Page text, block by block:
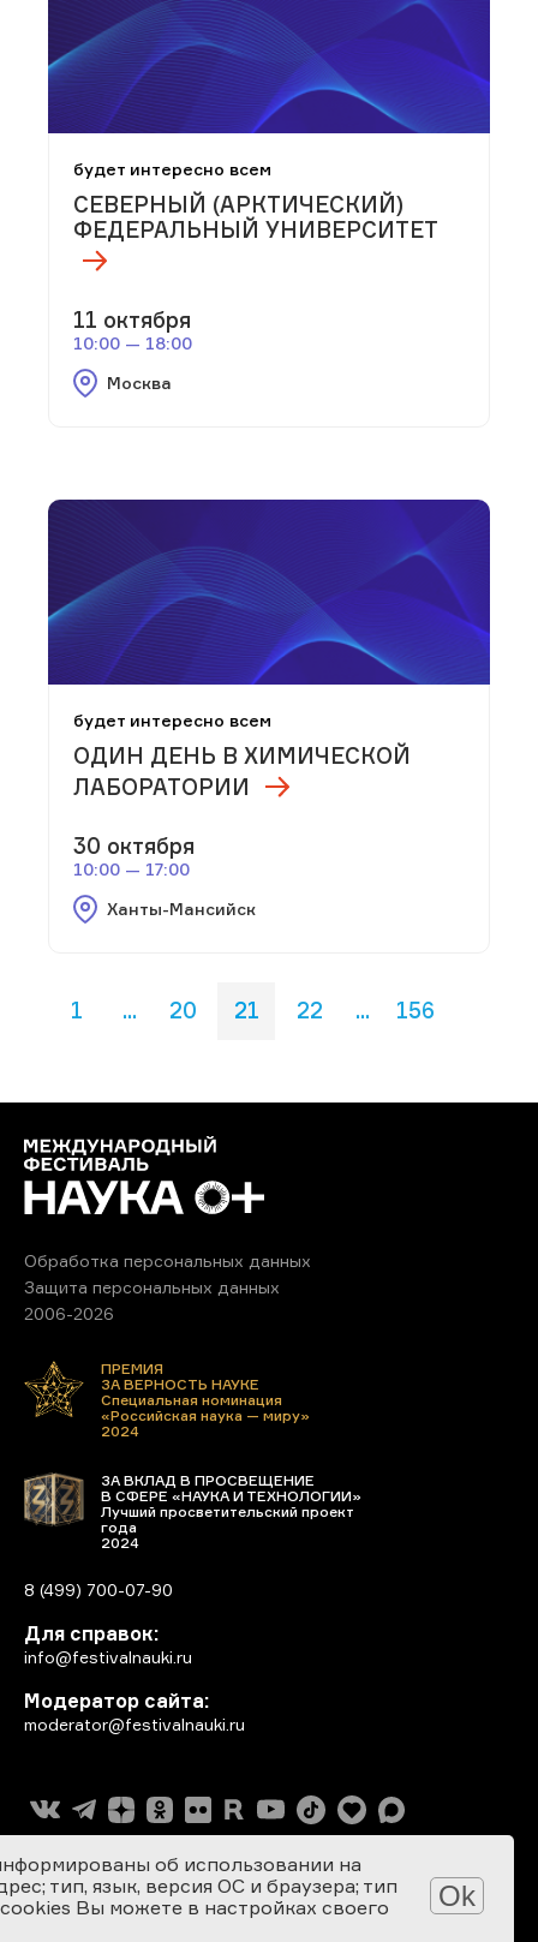
будет интересно всем
СЕВЕРНЫЙ (АРКТИЧЕСКИЙ)
ФЕДЕРАЛЬНЫЙ УНИВЕРСИТЕТ
11 октября
10:00 — 18:00
Москва
будет интересно всем
ОДИН ДЕНЬ В ХИМИЧЕСКОЙ
ЛАБОРАТОРИИ
30 октября
10:00 — 17:00
Ханты-Мансийск
1 ... 20 21 22 ... 156
Обработка персональных данных
Защита персональных данных
2006-2026
ПРЕМИЯ
ЗА ВЕРНОСТЬ НАУКЕ
Специальная номинация
«Российская наука — миру»
2024
ЗА ВКЛАД В ПРОСВЕЩЕНИЕ
В СФЕРЕ «НАУКА И ТЕХНОЛОГИИ»
Лучший просветительский проект
года
2024
8 (499) 700-07-90
Для справок:
info@festivalnauki.ru
Модератор сайта:
moderator@festivalnauki.ru
об использовании на
тип, язык, версия ОС и браузера; тип
Вы можете в настройках своего
Ok